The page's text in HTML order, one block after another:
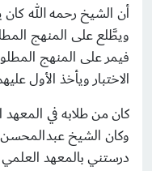
أن الشيخ رحمه الله كان
ويطَّلع على المنهج
فيمر على المنهج
الاختبار ويأخذ الأول
كان من طلابه في
وكان الشيخ
درستني بالمعهد